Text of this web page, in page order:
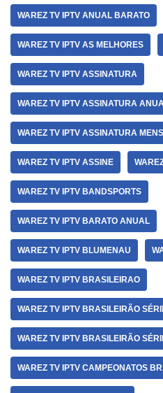
WAREZ TV IPTV ANUAL BARATO
WAREZ TV IPTV AS MELHORES
WAREZ TV IPTV ASSINATURA
WAREZ TV IPTV ASSINATURA
WAREZ TV IPTV ASSINATURA
WAREZ TV IPTV ASSINE
WAREZ TV IPTV BANDSPORTS
WAREZ TV IPTV BARATO ANUAL
WAREZ TV IPTV BLUMENAU
WAREZ TV IPTV BRASILEIRAO
WAREZ TV IPTV BRASILEIRÃO
WAREZ TV IPTV BRASILEIRÃO
WAREZ TV IPTV CAMPEONATOS